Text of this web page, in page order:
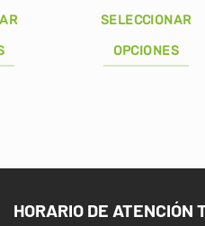
SELECCIONAR
OPCIONES
variantes.
opciones
HORARIO DE ATENCIÓN